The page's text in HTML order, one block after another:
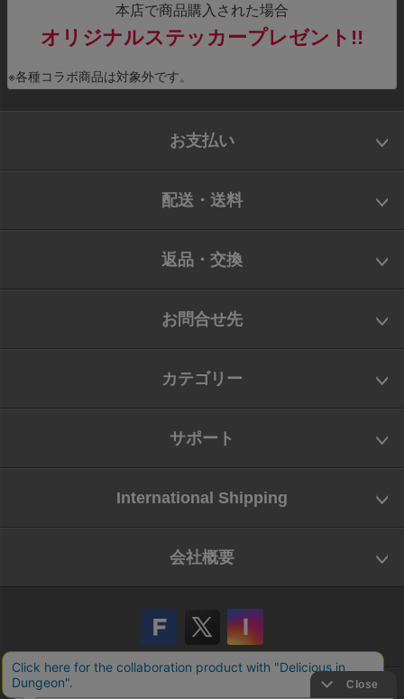
本店で商品購入された場合
オリジナルステッカープレゼント!!
※各種コラボ商品は対象外です。
お支払い
配送・送料
返品・交換
お問合せ先
カテゴリー
サポート
International Shipping
会社概要
会社概要